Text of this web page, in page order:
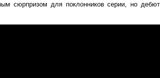
сюрпризом для поклонников серии, но